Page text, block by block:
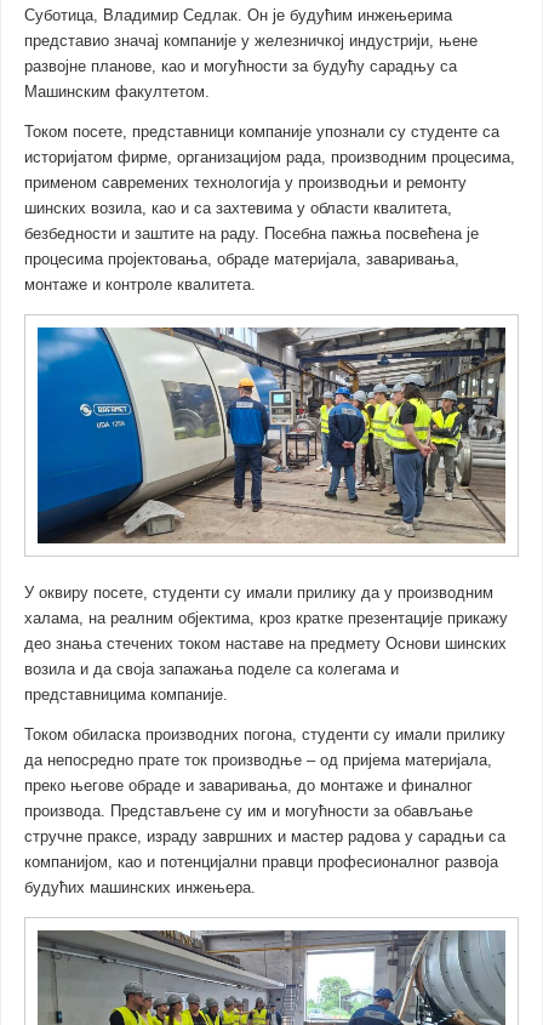
Суботица, Владимир Седлак. Он је будућим инжењерима
представио значај компаније у железничкој индустрији, њене
развојне планове, као и могућности за будућу сарадњу са
Машинским факултетом.
Током посете, представници компаније упознали су студенте са
историјатом фирме, организацијом рада, производним процесима,
применом савремених технологија у производњи и ремонту
шинских возила, као и са захтевима у области квалитета,
безбедности и заштите на раду. Посебна пажња посвећена је
процесима пројектовања, обраде материјала, заваривања,
монтаже и контроле квалитета.
У оквиру посете, студенти су имали прилику да у производним
халама, на реалним објектима, кроз кратке презентације прикажу
део знања стечених током наставе на предмету Основи шинских
возила и да своја запажања поделе са колегама и
представницима компаније.
Током обиласка производних погона, студенти су имали прилику
да непосредно прате ток производње – од пријема материјала,
преко његове обраде и заваривања, до монтаже и финалног
производа. Представљене су им и могућности за обављање
стручне праксе, израду завршних и мастер радова у сарадњи са
компанијом, као и потенцијални правци професионалног развоја
будућих машинских инжењера.